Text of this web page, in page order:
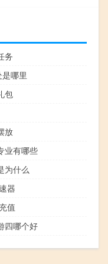
务
哪里
包
放
业有哪些
为什么
器
值
四哪个好